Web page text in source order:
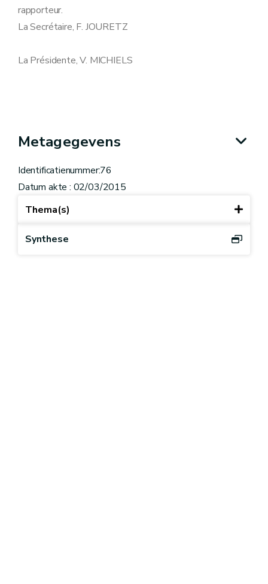
rapporteur.
La Secrétaire, F. JOURETZ
La Présidente, V. MICHIELS
Metagegevens
Identificatienummer:76
Datum akte : 02/03/2015
Thema(s)
Synthese